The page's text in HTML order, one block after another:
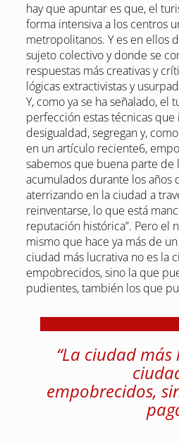
hay que apuntar es que, el
forma intensiva a los centros
metropolitanos. Y es en ellos
sujeto colectivo y donde se
respuestas más creativas y
lógicas extractivistas y
Y, como ya se ha señalado, el
perfección estas técnicas
desigualdad, segregan y,
en un artículo reciente6,
sabemos que buena parte de
acumulados durante los años
aterrizando en la ciudad a
reinventarse, lo que está
reputación histórica”. Pero el
mismo que hace ya más de
ciudad más lucrativa no es la
empobrecidos, sino la que
pudientes, también los que
“La ciudad
empobrecidos,